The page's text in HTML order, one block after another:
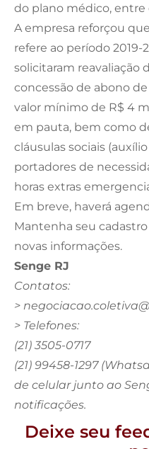
do plano médico, entre
A empresa reforçou
refere ao período 2019-
solicitaram reavaliação
concessão de abono
valor mínimo de R$ 4
em pauta, bem como
cláusulas sociais
portadores de
horas extras
Em breve, haverá
Mantenha seu
novas informações.
Senge RJ
Contatos:
>
> Telefones:
(21) 3505-0717
(21) 99458-1297
de celular junto ao
notificações.
Deixe seu